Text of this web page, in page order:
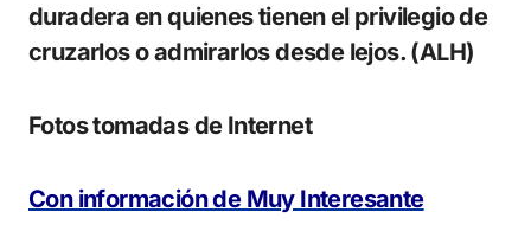
duradera en quienes tienen el privilegio de
cruzarlos o admirarlos desde lejos. (ALH)
Fotos tomadas de Internet
Con información de Muy Interesante